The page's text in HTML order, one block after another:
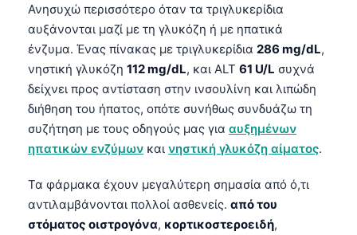
Ανησυχώ περισσότερο όταν τα τριγλυκερίδια
αυξάνονται μαζί με τη γλυκόζη ή με ηπατικά
ένζυμα. Ένας πίνακας με τριγλυκερίδια 286 mg/dL,
νηστική γλυκόζη 112 mg/dL, και ALT 61 U/L συχνά
δείχνει προς αντίσταση στην ινσουλίνη και λιπώδη
διήθηση του ήπατος, οπότε συνήθως συνδυάζω τη
συζήτηση με τους οδηγούς μας για αυξημένων
ηπατικών ενζύμων και νηστική γλυκόζη αίματος.
Τα φάρμακα έχουν μεγαλύτερη σημασία από ό,τι
αντιλαμβάνονται πολλοί ασθενείς. από του
στόματος οιστρογόνα, κορτικοστεροειδή,
Русский
Lietuvių kalba
한국어
Slovenščina
Magyar
Shqip
বাংলা
اردو